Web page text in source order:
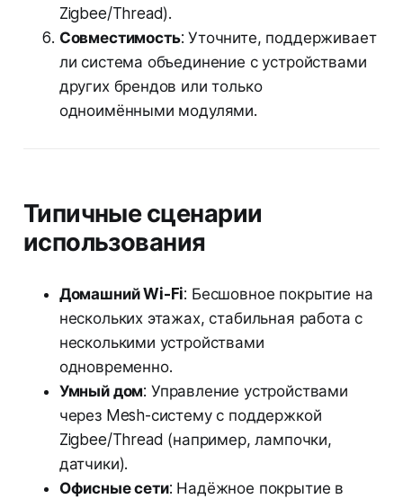
Zigbee/Thread).
Совместимость: Уточните, поддерживает
ли система объединение с устройствами
других брендов или только
одноимёнными модулями.
Типичные сценарии
использования
Домашний Wi-Fi: Бесшовное покрытие на
нескольких этажах, стабильная работа с
несколькими устройствами
одновременно.
Умный дом: Управление устройствами
через Mesh-систему с поддержкой
Zigbee/Thread (например, лампочки,
датчики).
Офисные сети: Надёжное покрытие в